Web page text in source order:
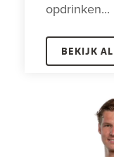
opdrinken...
BEKIJK